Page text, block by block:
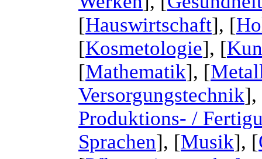
[Hauswirtschaft], [
[Kosmetologie], [
[Mathematik], [
Versorgungstechnik],
Produktions- /
Sprachen], [Musik], [